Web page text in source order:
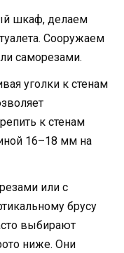
шкаф, делаем
Сооружаем
саморезами.
уголки к стенам
к стенам
16–18 мм на
или с
брусу
выбирают
ниже. Они